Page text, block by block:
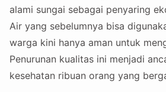
alami sungai sebagai penyaring
Air yang sebelumnya bisa
warga kini hanya aman untuk
Penurunan kualitas ini menjadi
kesehatan ribuan orang yang